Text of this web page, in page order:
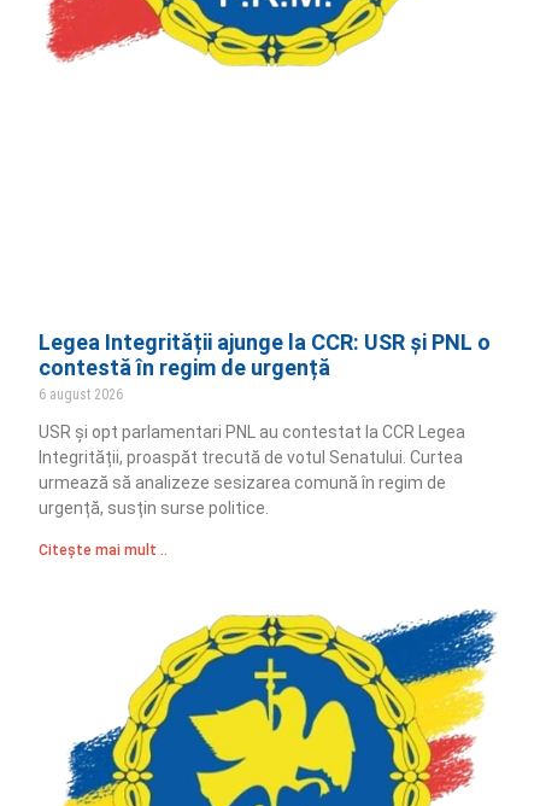
Legea Integrității ajunge la CCR: USR și PNL o
contestă în regim de urgență
6 august 2026
USR și opt parlamentari PNL au contestat la CCR Legea
Integrității, proaspăt trecută de votul Senatului. Curtea
urmează să analizeze sesizarea comună în regim de
urgență, susțin surse politice.
Citește mai mult ..